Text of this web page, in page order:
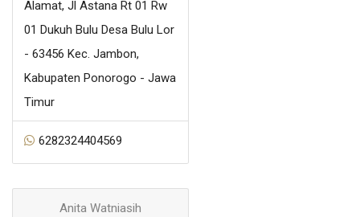
Alamat, Jl Astana Rt 01 Rw
01 Dukuh Bulu Desa Bulu Lor
- 63456 Kec. Jambon,
Kabupaten Ponorogo - Jawa
Timur
6282324404569
Anita Watniasih